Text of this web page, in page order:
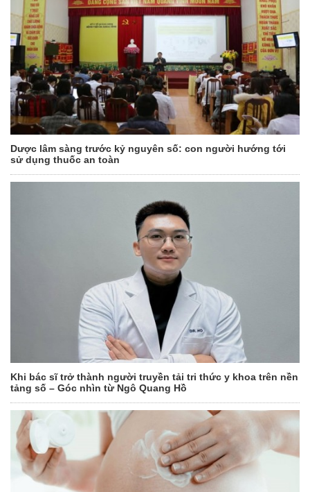
Dược lâm sàng trước kỷ nguyên số: con người hướng tới
sử dụng thuốc an toàn
Khi bác sĩ trở thành người truyền tải tri thức y khoa trên nền
tảng số – Góc nhìn từ Ngô Quang Hồ